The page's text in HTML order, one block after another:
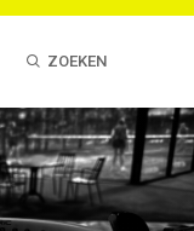
ZOEKEN